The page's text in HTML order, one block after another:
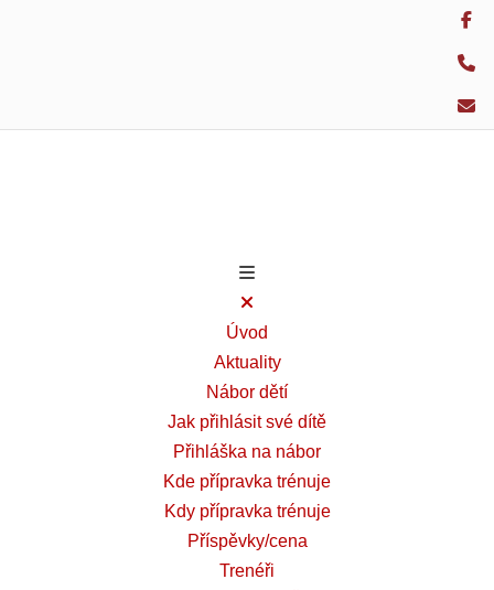
Úvod
Aktuality
Nábor dětí
Jak přihlásit své dítě
Přihláška na nábor
Kde přípravka trénuje
Kdy přípravka trénuje
Příspěvky/cena
Trenéři